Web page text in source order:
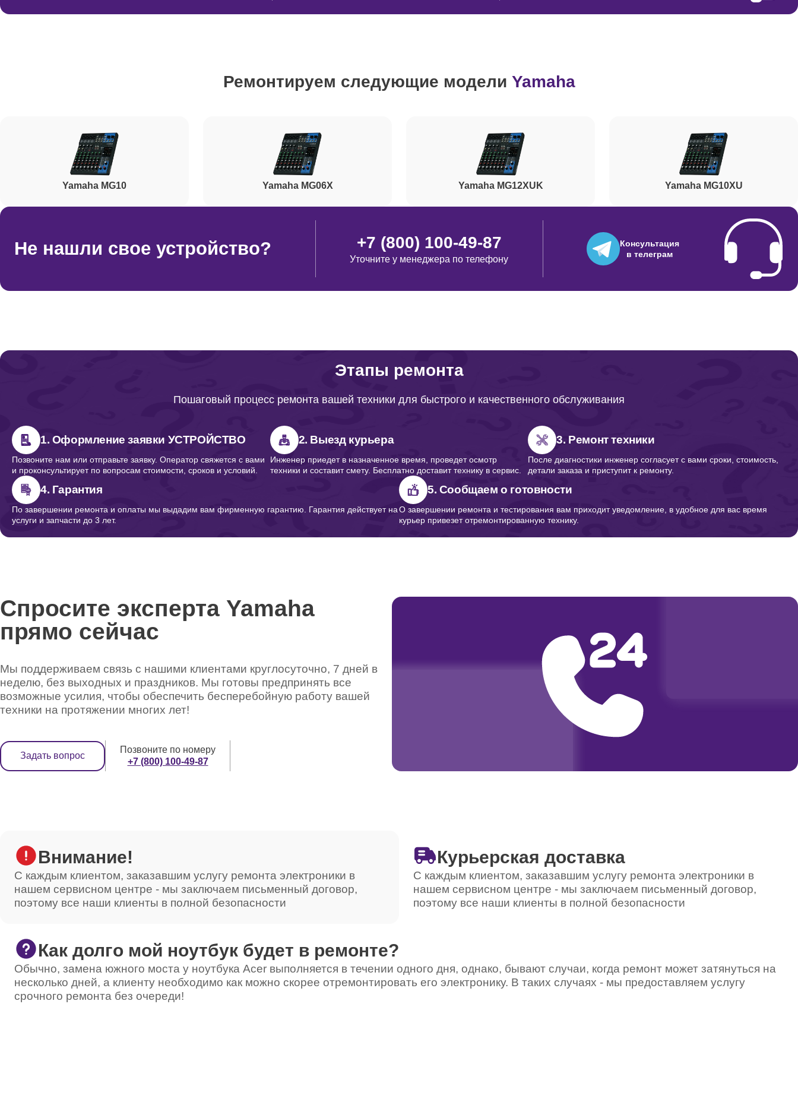
от 50 минут
Ремонт фейдеров
Корпусный ремонт (замена резинок, креплений, кнопок)
от 40 минут
8800
Ремонтируем следующие модели Yamaha
Yamaha MG10 Yamaha MG06X Yamaha MG12XUK Yamaha MG10XU
Не нашли свое устройство? +7 (800) 100-49-87
Уточните у менеджера по телефону
Консультация
в телеграм
Этапы ремонта
Пошаговый процесс ремонта вашей техники для быстрого и качественного обслуживания
1. Оформление заявки УСТРОЙСТВО
Позвоните нам или отправьте заявку. Оператор свяжется с вами
и проконсультирует по вопросам стоимости, сроков и условий.
2. Выезд курьера
Инженер приедет в назначенное время, проведет осмотр
техники и составит смету. Бесплатно доставит технику в сервис.
3. Ремонт техники
После диагностики инженер согласует с вами сроки, стоимость,
детали заказа и приступит к ремонту.
4. Гарантия
По завершении ремонта и оплаты мы выдадим вам фирменную гарантию. Гарантия действует на
услуги и запчасти до 3 лет.
5. Сообщаем о готовности
О завершении ремонта и тестирования вам приходит уведомление, в удобное для вас время
курьер привезет отремонтированную технику.
Спросите эксперта Yamaha
прямо сейчас
Мы поддерживаем связь с нашими клиентами круглосуточно, 7 дней в
неделю, без выходных и праздников. Мы готовы предпринять все
возможные усилия, чтобы обеспечить бесперебойную работу вашей
техники на протяжении многих лет!
Задать вопрос
Позвоните по номеру
+7 (800) 100-49-87
Внимание!
С каждым клиентом, заказавшим услугу ремонта электроники в
нашем сервисном центре - мы заключаем письменный договор,
поэтому все наши клиенты в полной безопасности
Курьерская доставка
С каждым клиентом, заказавшим услугу ремонта электроники в
нашем сервисном центре - мы заключаем письменный договор,
поэтому все наши клиенты в полной безопасности
Как долго мой ноутбук будет в ремонте?
Обычно, замена южного моста у ноутбука Acer выполняется в течении одного дня, однако, бывают случаи, когда ремонт может затянуться на
несколько дней, а клиенту необходимо как можно скорее отремонтировать его электронику. В таких случаях - мы предоставляем услугу
срочного ремонта без очереди!